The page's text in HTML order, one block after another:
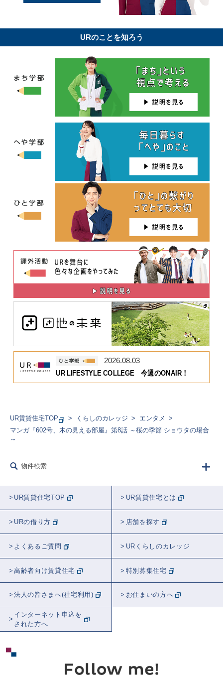
URのことを知ろう
2026.08.03
UR LIFESTYLE COLLEGE 今週のONAIR！
UR賃貸住宅TOP くらしのカレッジ
エンタメ
マンガ『602号、木の見える部屋』第8話 ～桜の季節 ショウタの場合
～
物件検索
UR賃貸住宅TOP UR賃貸住宅とは
URの借り方 店舗を探す
よくあるご質問 URくらしのカレッジ
高齢者向け賃貸住宅 特別募集住宅
法人の皆さまへ(社宅利用) お住まいの方へ
インターネット申込を
された方へ